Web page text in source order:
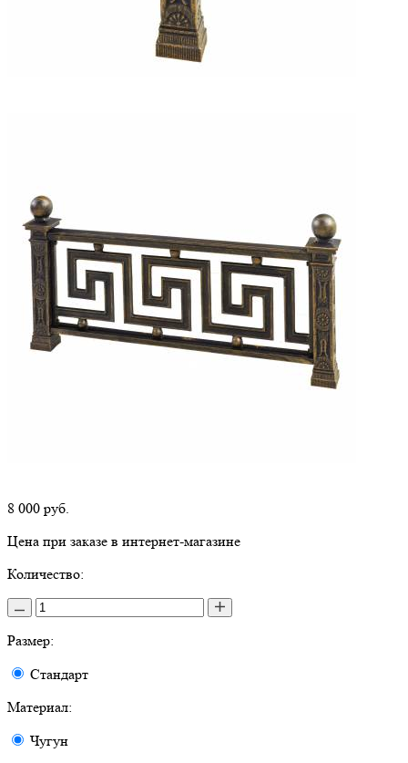
8 000 руб.
Цена при заказе в интернет-магазине
Количество:
Размер:
Стандарт
Материал:
Чугун